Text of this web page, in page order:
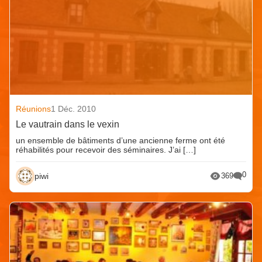
Réunions1 Déc. 2010
Le vautrain dans le vexin
un ensemble de bâtiments d’une ancienne ferme ont été
réhabilités pour recevoir des séminaires. J’ai […]
piwi 369 0